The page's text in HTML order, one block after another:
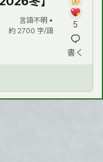
言語不明 •
約 2700 字/語
5
書く